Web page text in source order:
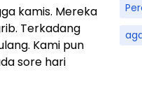
kamis. Mereka
Terkadang
Kami pun
sore hari